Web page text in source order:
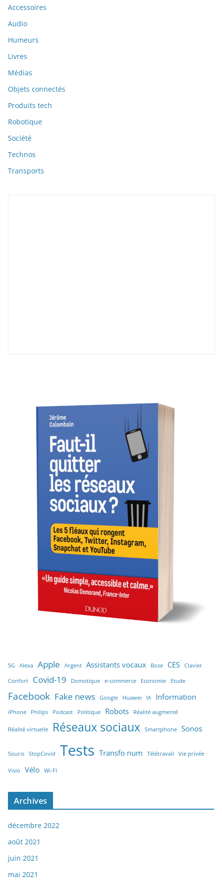
Accessoires
Audio
Humeurs
Livres
Médias
Objets connectés
Produits tech
Robotique
Société
Technos
Transports
5G Alexa Apple Argent Assistants vocaux Bose CES Clavier
Confort Covid-19 Domotique e-commerce Economie Etude
Facebook Fake news Google Huawei IA Information
iPhone Philips Podcast Politique Robots Réalité augmenté
Réalité virtuelle Réseaux sociaux Smartphone Sonos
Souris StopCovid Tests Transfo num Télétravail Vie privée
Visio Vélo Wi-FI
Archives
décembre 2022
août 2021
juin 2021
mai 2021